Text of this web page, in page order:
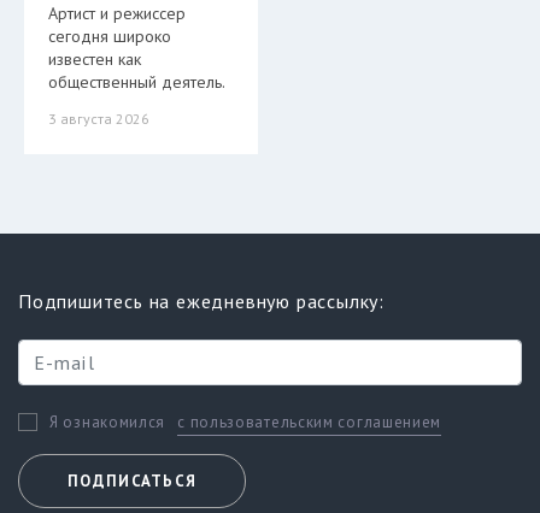
Артист и режиссер
сегодня широко
известен как
общественный деятель.
3 августа 2026
Подпишитесь на ежедневную рассылку:
Я ознакомился с пользовательским соглашением
ПОДПИСАТЬСЯ